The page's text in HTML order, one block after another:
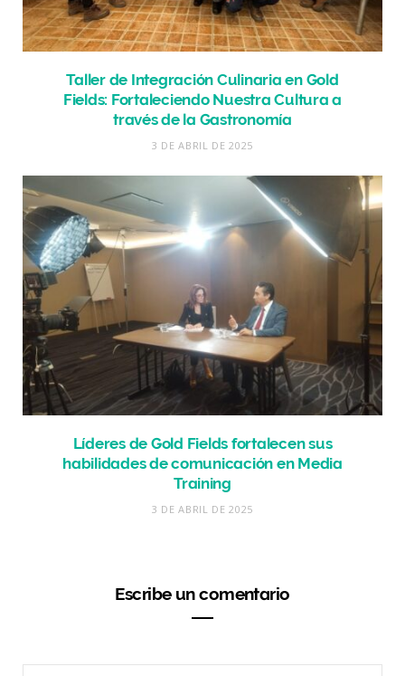
Taller de Integración Culinaria en Gold
Fields: Fortaleciendo Nuestra Cultura a
través de la Gastronomía
3 DE ABRIL DE 2025
Líderes de Gold Fields fortalecen sus
habilidades de comunicación en Media
Training
3 DE ABRIL DE 2025
Escribe un comentario